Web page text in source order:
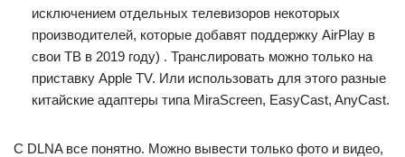
исключением отдельных телевизоров некоторых
производителей, которые добавят поддержку AirPlay в
свои ТВ в 2019 году) . Транслировать можно только на
приставку Apple TV. Или использовать для этого разные
китайские адаптеры типа MiraScreen, EasyCast, AnyCast.
С DLNA все понятно. Можно вывести только фото и видео,